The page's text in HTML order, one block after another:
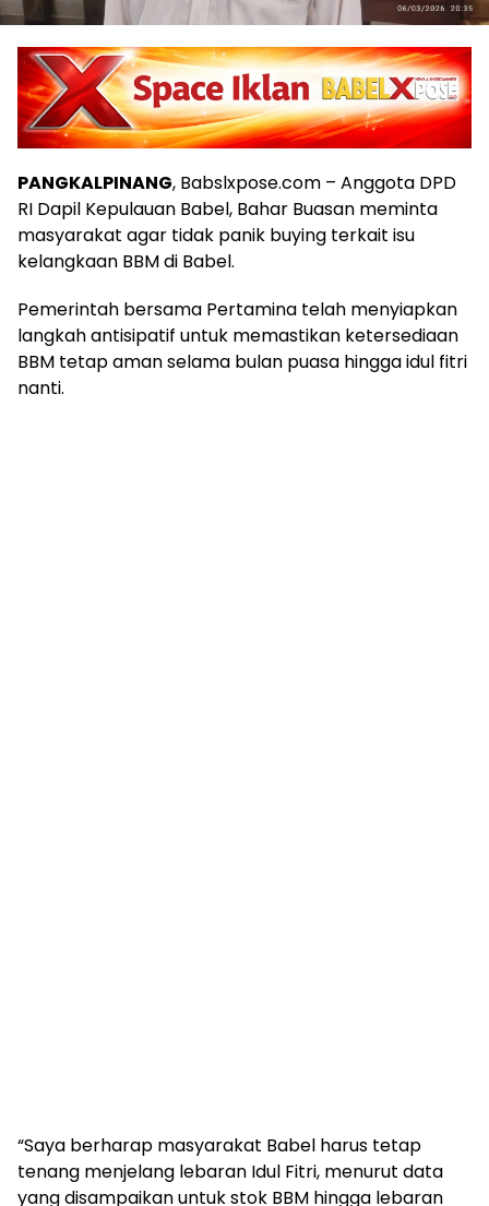
RI Dapil Kepulauan Babel, Bahar Buasan meminta
masyarakat agar tidak panik buying terkait isu
kelangkaan BBM di Babel.
langkah antisipatif untuk memastikan ketersediaan
BBM tetap aman selama bulan puasa hingga idul fitri
nanti.
tenang menjelang lebaran Idul Fitri, menurut data
yang disampaikan untuk stok BBM hingga lebaran